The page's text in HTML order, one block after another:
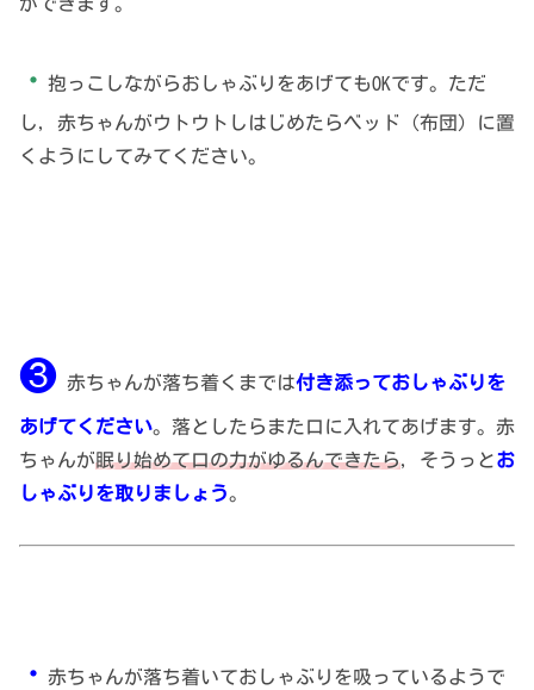
・ 抱っこしながらおしゃぶりをあげてもOKです。ただ
し，赤ちゃんがウトウトしはじめたらベッド（布団）に置
くようにしてみてください。
❸ 赤ちゃんが落ち着くまでは付き添っておしゃぶりを
あげてください。落としたらまた口に入れてあげます。赤
ちゃんが眠り始めて口の力がゆるんできたら，そうっとお
しゃぶりを取りましょう。
・ 赤ちゃんが落ち着いておしゃぶりを吸っているようで